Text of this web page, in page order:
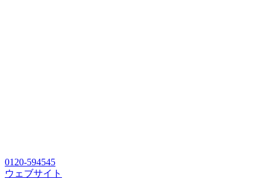
0120-594545
ウェブサイト